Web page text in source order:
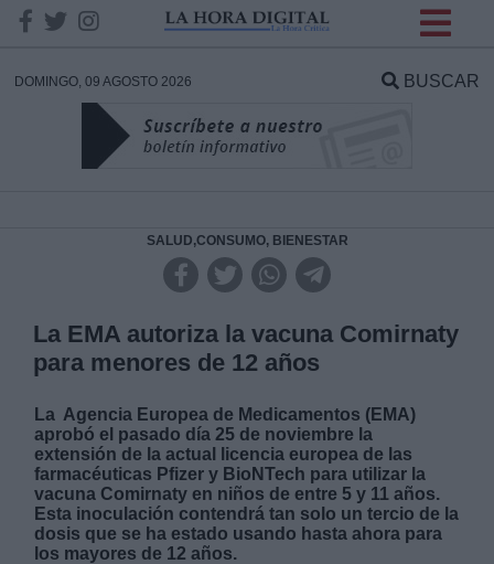
DOMINGO, 09 AGOSTO 2026 BUSCAR
SALUD,CONSUMO, BIENESTAR
La EMA autoriza la vacuna Comirnaty
para menores de 12 años
La Agencia Europea de Medicamentos (EMA)
aprobó el pasado día 25 de noviembre la
extensión de la actual licencia europea de las
farmacéuticas Pfizer y BioNTech para utilizar la
vacuna Comirnaty en niños de entre 5 y 11 años.
Esta inoculación contendrá tan solo un tercio de la
dosis que se ha estado usando hasta ahora para
los mayores de 12 años.
DATOS
Responsable:
Destinatarios: